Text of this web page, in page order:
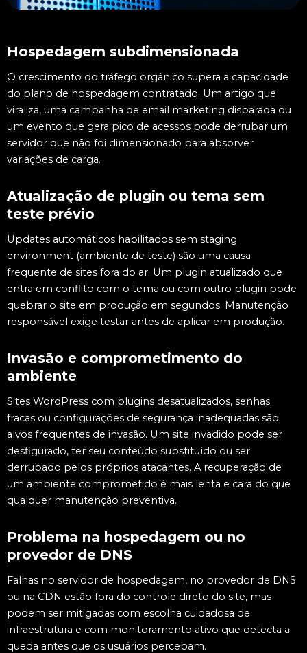
Hospedagem subdimensionada
O crescimento do tráfego orgânico supera a capacidade
do plano de hospedagem contratado. Um artigo que
viraliza, uma campanha de email marketing disparada ou
um evento que gera pico de acessos pode derrubar um
servidor que não foi dimensionado para absorver
variações de carga.
Atualização de plugin ou tema sem
teste prévio
Updates automáticos habilitados sem staging
environment (ambiente de teste) são uma causa
frequente de sites fora do ar. Um plugin atualizado que
entra em conflito com o tema ou com outro plugin pode
quebrar o site em produção em segundos. Manutenção
responsável exige testar antes de aplicar em produção.
Invasão e comprometimento do
ambiente
Sites WordPress com plugins desatualizados, senhas
fracas ou configurações de segurança inadequadas são
alvos frequentes de invasão. Um site invadido pode ser
desfigurado, ter seu conteúdo substituído ou ser
derrubado pelos próprios atacantes. A recuperação de
um ambiente comprometido é mais lenta e cara do que
qualquer manutenção preventiva.
Problema na hospedagem ou no
provedor de DNS
Falhas no servidor de hospedagem, no provedor de DNS
ou na CDN estão fora do controle direto do site, mas
podem ser mitigadas com escolha cuidadosa de
infraestrutura e com monitoramento ativo que detecta a
queda antes que os usuários percebam.